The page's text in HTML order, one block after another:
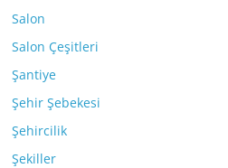
Salon
Salon Çeşitleri
Şantiye
Şehir Şebekesi
Şehircilik
Şekiller